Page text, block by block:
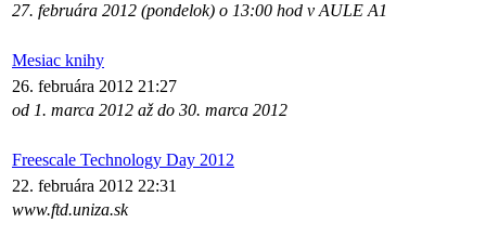
27. februára 2012 (pondelok) o 13:00 hod v AULE A1
Mesiac knihy
26. februára 2012 21:27
od 1. marca 2012 až do 30. marca 2012
Freescale Technology Day 2012
22. februára 2012 22:31
www.ftd.uniza.sk